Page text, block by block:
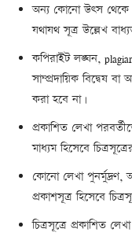
অন্য কোনো উৎস থেকে
যথাযথ সূত্র উল্লেখ
কপিরাইট লঙ্ঘন,
সাম্প্রদায়িক বিদ্বেষ
করা হবে না।
প্রকাশিত লেখা
মাধ্যম হিসেবে
কোনো লেখা পুনর্মুদ্রণ,
প্রকাশসূত্র হিসেবে
চিত্রসূত্রে প্রকাশিত